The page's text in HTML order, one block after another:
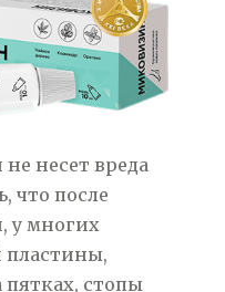
несет вреда
что после
у многих
пластины,
стопы